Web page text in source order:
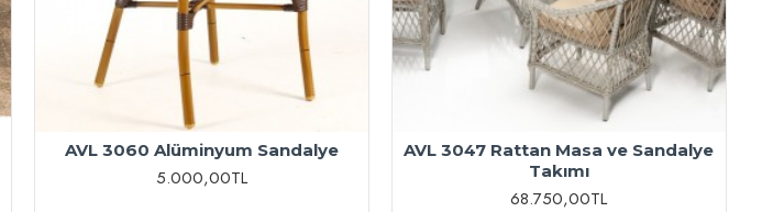
AVL 3060 Alüminyum Sandalye
5.000,00TL
AVL 3047 Rattan Masa ve Sandalye
Takımı
68.750,00TL